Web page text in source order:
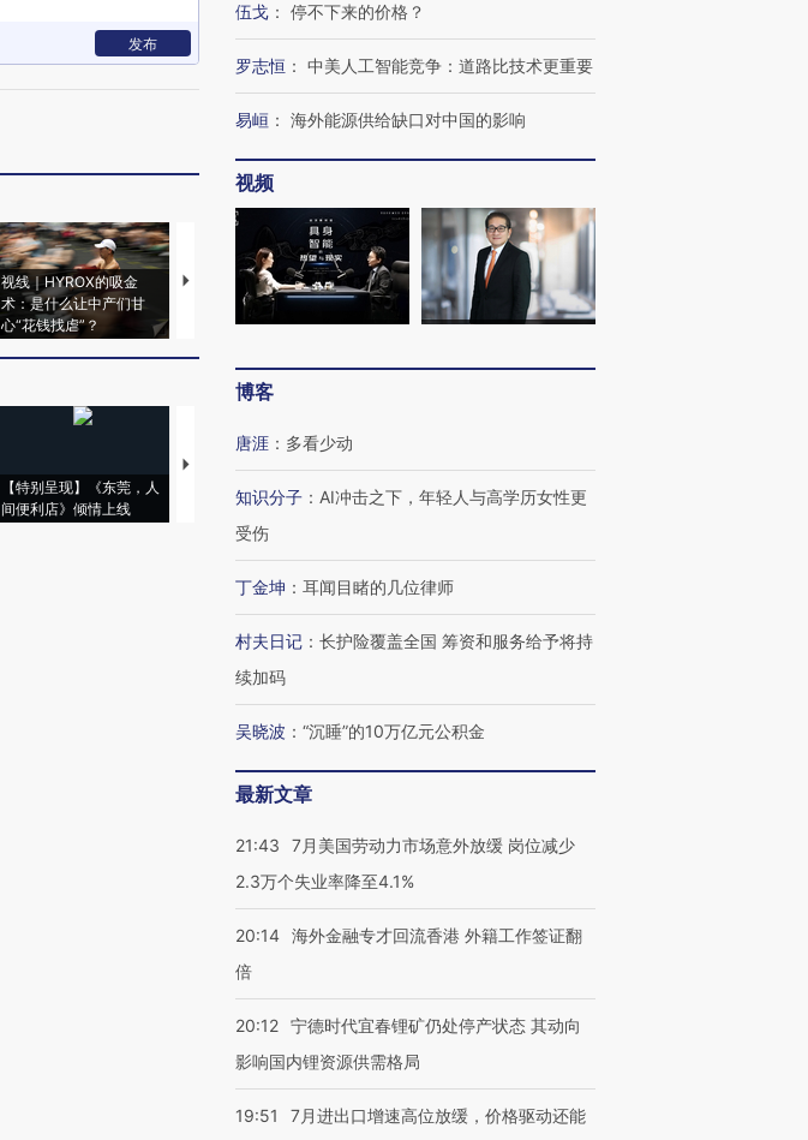
发布
视线｜HYROX的吸金
术：是什么让中产们甘
心“花钱找虐”？
马航飞行员跨国走私7万
粒摇头丸 尿检体内含3种
视线｜被称为“蟑螂”的印
度Z世代 用街头抗争将教
育部长拱下台
视线｜“入侵”还是“人道危
机”？难民潮撕裂西班牙
飞地休达
【特别呈现】《东莞，人
间便利店》倾情上线
【推广】走进第四届链博
会，让数智科技“链”接产
【特别呈现】寻找100种
有意思的生活方式·第三对
【商旅对话】华住集团
CFO：不靠规模取胜，华
住三大增长引擎是什么？
伍戈 ： 停不下来的价格？
罗志恒 ： 中美人工智能竞争：道路比技术更重要
易峘 ： 海外能源供给缺口对中国的影响
视频
博客
唐涯 ： 多看少动
知识分子 ： AI冲击之下，年轻人与高学历女性更
受伤
丁金坤 ： 耳闻目睹的几位律师
村夫日记 ： 长护险覆盖全国 筹资和服务给予将持
续加码
吴晓波 ： “沉睡”的10万亿元公积金
最新文章
21:43
7月美国劳动力市场意外放缓 岗位减少
2.3万个失业率降至4.1%
20:14 海外金融专才回流香港 外籍工作签证翻
倍
20:12 宁德时代宜春锂矿仍处停产状态 其动向
影响国内锂资源供需格局
19:51
7月进出口增速高位放缓，价格驱动还能